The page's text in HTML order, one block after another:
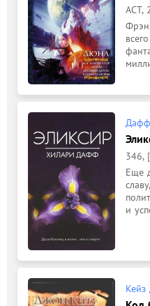
АСТ,
346,
Еще
и
Кейз